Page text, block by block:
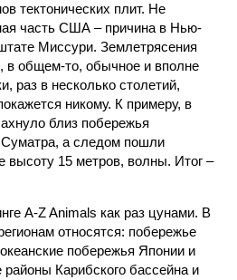
тектонических плит. Не
часть США – причина в Нью-
Миссури. Землетрясения
в общем-то, обычное и вполне
раз в несколько столетий,
никому. К примеру, в
близ побережья
Суматра, а следом пошли
15 метров, волны. Итог –
A-Z Animals как раз цунами. В
относятся: побережье
побережья Японии и
Карибского бассейна и